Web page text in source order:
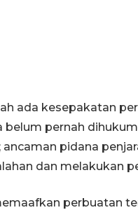
ada kesepakatan
belum pernah
pidana
dan melakukan
perbuatan